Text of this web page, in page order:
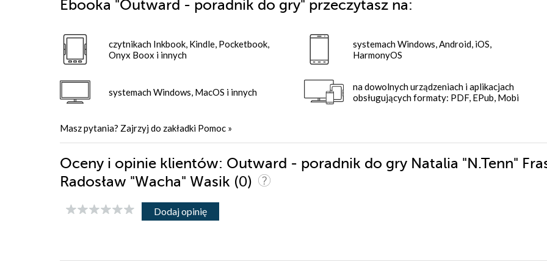
Ebooka "Outward - poradnik do gry" przeczytasz na:
czytnikach Inkbook, Kindle, Pocketbook,
Onyx Boox i innych
systemach Windows, MacOS i innych
systemach Windows, Android, iOS,
HarmonyOS
na dowolnych urządzeniach i aplikacjach
obsługujących formaty: PDF, EPub, Mobi
Masz pytania? Zajrzyj do zakładki Pomoc »
Oceny i opinie klientów: Outward - poradnik do gry Natalia "N.Tenn"
Radosław "Wacha" Wasik (0)
Dodaj opinię